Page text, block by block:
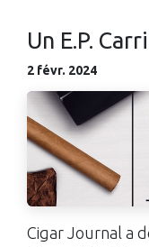
Un E.P.
2 févr. 2024
Cigar Journal a